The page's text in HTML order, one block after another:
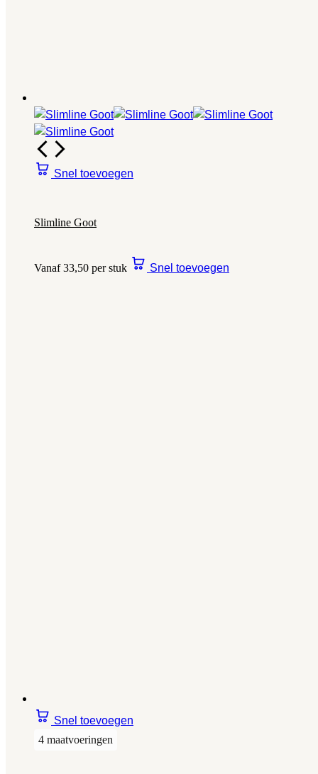
Snel toevoegen
Slimline Goot
Vanaf 33,50 per stuk Snel toevoegen
Snel toevoegen
4 maatvoeringen